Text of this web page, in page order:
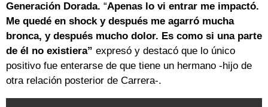
Generación Dorada. “Apenas lo vi entrar me impactó.
Me quedé en shock y después me agarró mucha
bronca, y después mucho dolor. Es como si una parte
de él no existiera” expresó y destacó que lo único
positivo fue enterarse de que tiene un hermano -hijo de
otra relación posterior de Carrera-.